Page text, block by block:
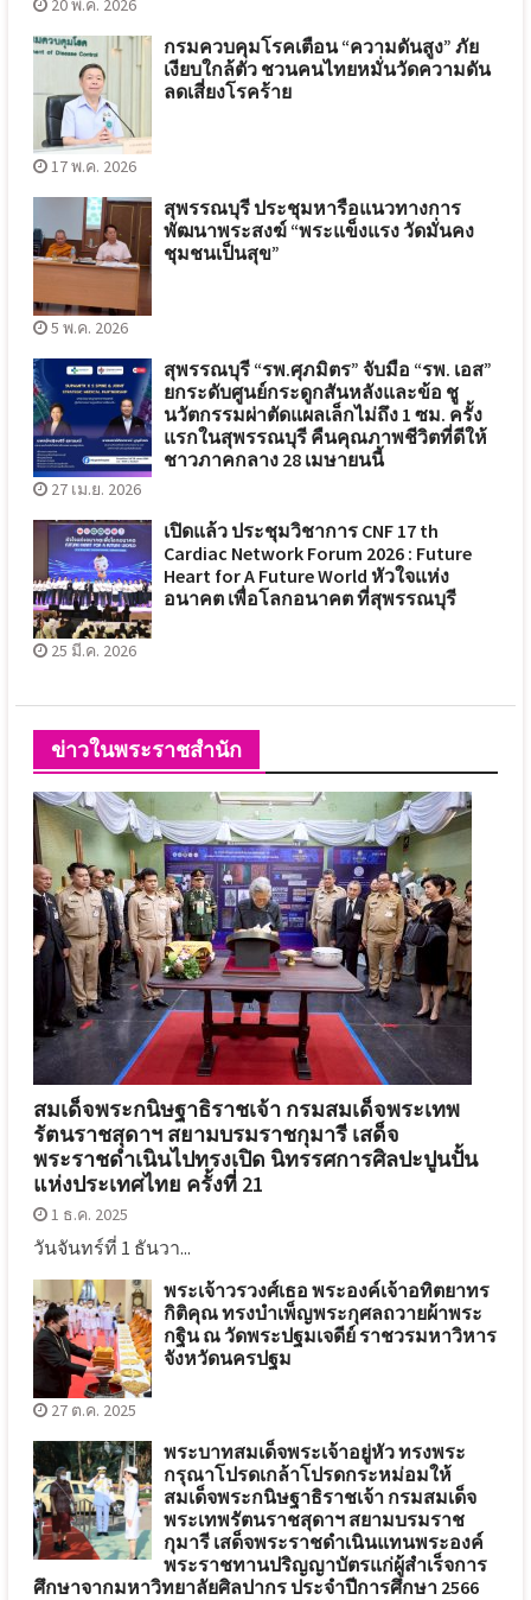
กรมควบคุมโรคเตือน “ความดันสูง” ภัย
เงียบใกล้ตัว ชวนคนไทยหมั่นวัดความดัน
ลดเสี่ยงโรคร้าย
17 พ.ค. 2026
สุพรรณบุรี ประชุมหารือแนวทางการ
พัฒนาพระสงฆ์ “พระแข็งแรง วัดมั่นคง
ชุมชนเป็นสุข”
5 พ.ค. 2026
สุพรรณบุรี “รพ.ศุภมิตร” จับมือ “รพ. เอส”
ยกระดับศูนย์กระดูกสันหลังและข้อ ชู
นวัตกรรมผ่าตัดแผลเล็กไม่ถึง 1 ซม. ครั้ง
แรกในสุพรรณบุรี คืนคุณภาพชีวิตที่ดีให้
ชาวภาคกลาง 28 เมษายนนี้
27 เม.ย. 2026
เปิดแล้ว ประชุมวิชาการ CNF 17 th
Cardiac Network Forum 2026 : Future
Heart for A Future World หัวใจแห่ง
อนาคต เพื่อโลกอนาคต ที่สุพรรณบุรี
25 มี.ค. 2026
ข่าวในพระราชสำนัก
สมเด็จพระกนิษฐาธิราชเจ้า กรมสมเด็จพระเทพ
รัตนราชสุดาฯ สยามบรมราชกุมารี เสด็จ
พระราชดำเนินไปทรงเปิด นิทรรศการศิลปะปูนปั้น
แห่งประเทศไทย ครั้งที่ 21
1 ธ.ค. 2025
วันจันทร์ที่ 1 ธันวา...
พระเจ้าวรวงศ์เธอ พระองค์เจ้าอทิตยาทร
กิติคุณ ทรงบำเพ็ญพระกุศลถวายผ้าพระ
กฐิน ณ วัดพระปฐมเจดีย์ ราชวรมหาวิหาร
จังหวัดนครปฐม
27 ต.ค. 2025
พระบาทสมเด็จพระเจ้าอยู่หัว ทรงพระ
กรุณาโปรดเกล้าโปรดกระหม่อมให้
สมเด็จพระกนิษฐาธิราชเจ้า กรมสมเด็จ
พระเทพรัตนราชสุดาฯ สยามบรมราช
กุมารี เสด็จพระราชดำเนินแทนพระองค์
พระราชทานปริญญาบัตรแก่ผู้สำเร็จการ
ศึกษาจากมหาวิทยาลัยศิลปากร ประจำปีการศึกษา 2566